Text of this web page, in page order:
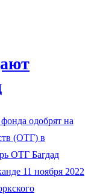
одобрят на
(ОТГ) в
ОТГ Багдад
11 ноября 2022